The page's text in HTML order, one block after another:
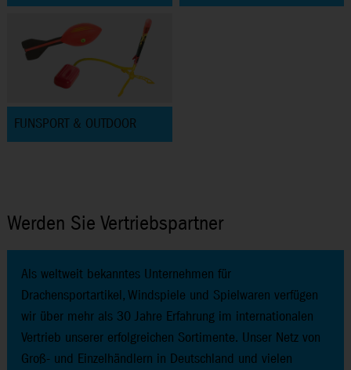
FUNSPORT & OUTDOOR
Werden Sie Vertriebspartner
Als weltweit bekanntes Unternehmen für
Drachensportartikel, Windspiele und Spielwaren verfügen
wir über mehr als 30 Jahre Erfahrung im internationalen
Vertrieb unserer erfolgreichen Sortimente. Unser Netz von
Groß- und Einzelhändlern in Deutschland und vielen